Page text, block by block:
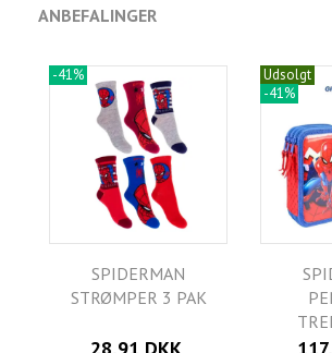
ANBEFALINGER
-41%
SPIDERMAN
STRØMPER 3 PAK
Udsolgt
-41%